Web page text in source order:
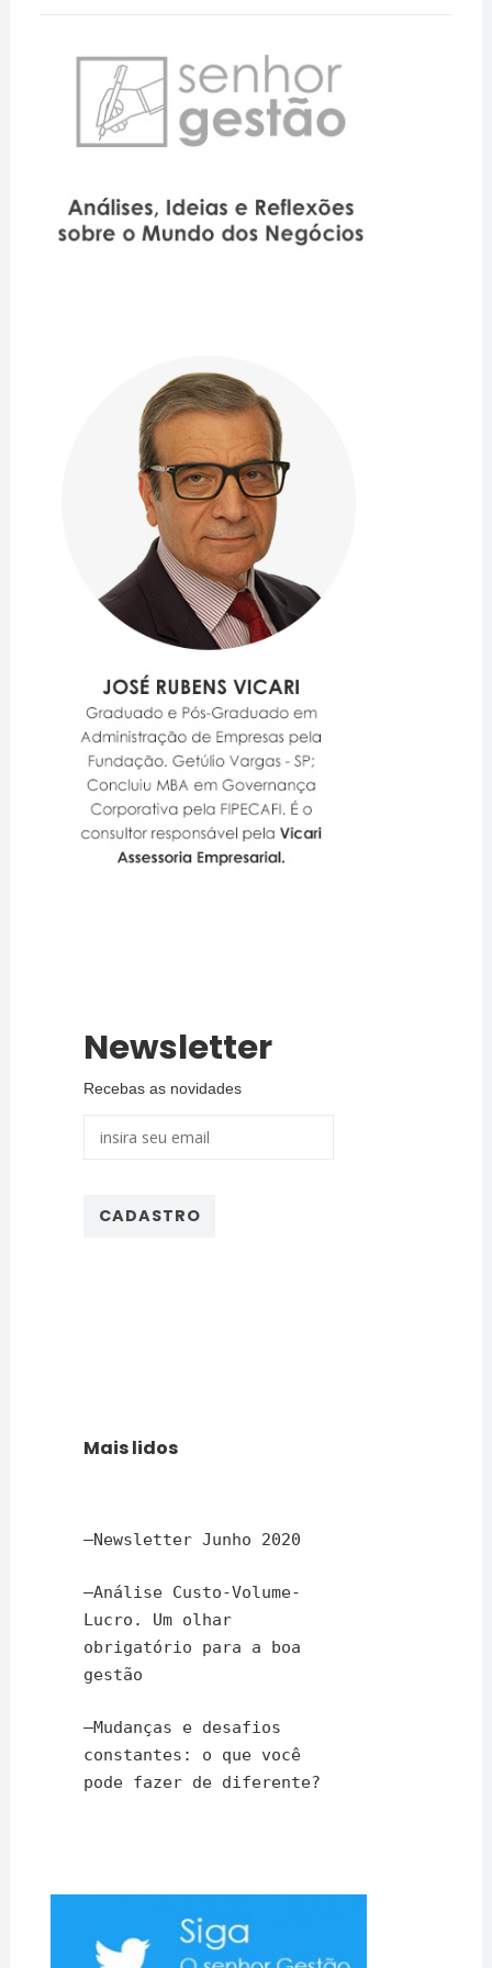
Newsletter
Recebas as novidades
Mais lidos
–Newsletter Junho 2020
–Análise Custo-Volume-
Lucro. Um olhar
obrigatório para a boa
gestão
–Mudanças e desafios
constantes: o que você
pode fazer de diferente?